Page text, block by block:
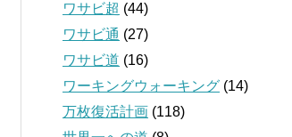
ワサビ超 (44)
ワサビ通 (27)
ワサビ道 (16)
ワーキングウォーキング (14)
万枚復活計画 (118)